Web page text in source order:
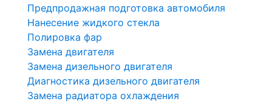
Предпродажная подготовка автомобиля
Нанесение жидкого стекла
Полировка фар
Замена двигателя
Замена дизельного двигателя
Диагностика дизельного двигателя
Замена радиатора охлаждения